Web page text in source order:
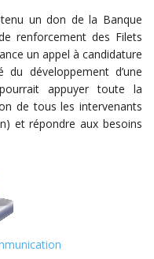
un don de la Banque
renforcement des Filets
un appel à candidature
développement d’une
appuyer toute la
de tous les intervenants
et répondre aux besoins